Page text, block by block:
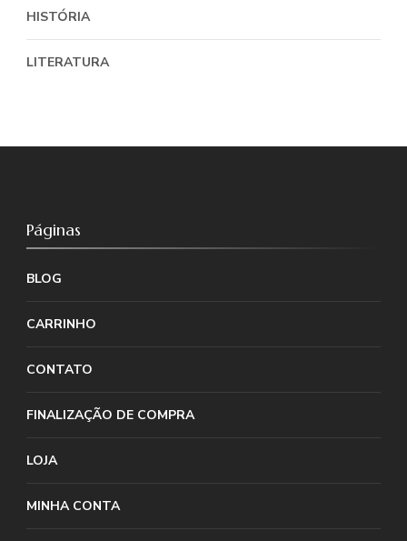
HISTÓRIA
LITERATURA
Páginas
BLOG
CARRINHO
CONTATO
FINALIZAÇÃO DE COMPRA
LOJA
MINHA CONTA